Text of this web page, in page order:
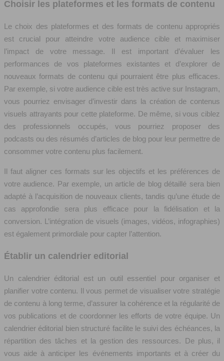
Choisir les plateformes et les formats de contenu
Le choix des plateformes et des formats de contenu appropriés
est crucial pour atteindre votre audience cible et maximiser
l’impact de votre message. Il est important d’évaluer les
performances de vos plateformes existantes et d’explorer de
nouveaux formats de contenu qui pourraient être plus efficaces.
Par exemple, si votre audience cible est très active sur Instagram,
vous pourriez envisager d’investir dans la création de contenus
visuels attrayants pour cette plateforme. De même, si vous ciblez
des professionnels occupés, vous pourriez proposer des
podcasts ou des résumés d’articles de blog pour leur permettre de
consommer votre contenu plus facilement.
Il faut aligner ces formats sur les objectifs et les préférences de
votre audience. Par exemple, un article de blog détaillé sera bien
adapté à l’acquisition de nouveaux clients, tandis qu’une étude de
cas approfondie sera plus efficace pour la fidélisation et la
conversion. L’intégration de visuels (images, vidéos, infographies)
est également primordiale pour capter l’attention.
Établir un calendrier editorial
Un calendrier éditorial est un outil essentiel pour organiser et
planifier votre contenu. Il vous permet de visualiser votre stratégie
de contenu à long terme, d’assurer la cohérence et la régularité de
vos publications et de coordonner les efforts de votre équipe. Un
calendrier éditorial bien structuré facilite le suivi des échéances, la
répartition des tâches et la gestion des ressources. De plus, il
vous aide à anticiper les événements importants et à créer du